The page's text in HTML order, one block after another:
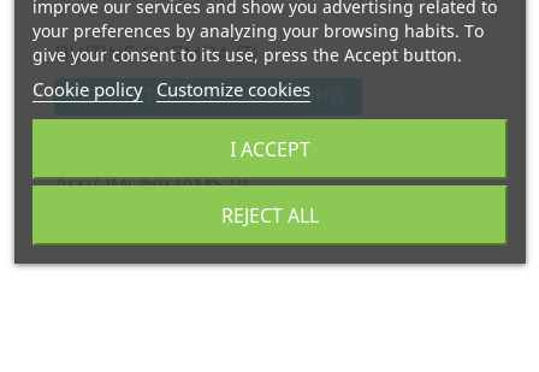
BUITINĖ CHEMIJA (3)
ПОСМОТРЕТЬ 3 СООБЩЕНИЙ
AUTOMOBILIAMS (1)
ПОСМОТРЕТЬ 1 СООБЩЕНИЕ
improve our services and show you advertising related to
your preferences by analyzing your browsing habits. To
give your consent to its use, press the Accept button.
Cookie policy Customize cookies
REJECT ALL
I ACCEPT